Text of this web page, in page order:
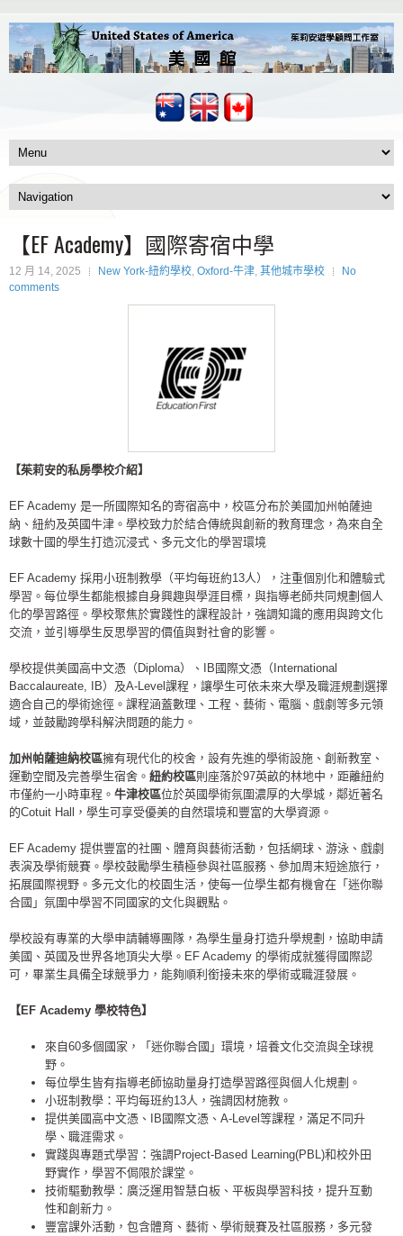
【EF Academy】國際寄宿中學
12 月 14, 2025 New York-紐約學校 Oxford-牛津 其他城市學校
No
comments
【茱莉安的私房學校介紹】
EF Academy 是一所國際知名的寄宿高中，校區分布於美國加州帕薩迪
納、紐約及英國牛津。學校致力於結合傳統與創新的教育理念，為來自全
球數十國的學生打造沉浸式、多元文化的學習環境
EF Academy 採用小班制教學（平均每班約13人），注重個別化和體驗式
學習。每位學生都能根據自身興趣與學涯目標，與指導老師共同規劃個人
化的學習路徑。學校聚焦於實踐性的課程設計，強調知識的應用與跨文化
交流，並引導學生反思學習的價值與對社會的影響。
學校提供美國高中文憑（Diploma）、IB國際文憑（International
Baccalaureate, IB）及A-Level課程，讓學生可依未來大學及職涯規劃選擇
適合自己的學術途徑。課程涵蓋數理、工程、藝術、電腦、戲劇等多元領
域，並鼓勵跨學科解決問題的能力。
加州帕薩迪納校區擁有現代化的校舍，設有先進的學術設施、創新教室、
運動空間及完善學生宿舍。 紐約校區則座落於97英畝的林地中，距離紐約
市僅約一小時車程。 牛津校區位於英國學術氛圍濃厚的大學城，鄰近著名
的Cotuit Hall，學生可享受優美的自然環境和豐富的大學資源。
EF Academy 提供豐富的社團、體育與藝術活動，包括網球、游泳、戲劇
表演及學術競賽。學校鼓勵學生積極參與社區服務、參加周末短途旅行，
拓展國際視野。多元文化的校園生活，使每一位學生都有機會在「迷你聯
合國」氛圍中學習不同國家的文化與觀點。
學校設有專業的大學申請輔導團隊，為學生量身打造升學規劃，協助申請
美國、英國及世界各地頂尖大學。EF Academy 的學術成就獲得國際認
可，畢業生具備全球競爭力，能夠順利銜接未來的學術或職涯發展。
【EF Academy 學校特色】
來自60多個國家，「迷你聯合國」環境，培養文化交流與全球視
野。
每位學生皆有指導老師協助量身打造學習路徑與個人化規劃。
小班制教學：平均每班約13人，強調因材施教。
提供美國高中文憑、IB國際文憑、A-Level等課程，滿足不同升
學、職涯需求。
實踐與專題式學習：強調Project-Based Learning(PBL)和校外田
野實作，學習不侷限於課堂。
技術驅動教學：廣泛運用智慧白板、平板與學習科技，提升互動
性和創新力。
豐富課外活動，包含體育、藝術、學術競賽及社區服務，多元發